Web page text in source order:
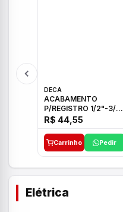
DECA
ACABAMENTO
P/REGISTRO 1/2"-3/4"
E 1"C21.PQ DECA
R$ 44,55
Carrinho Pedir
Elétrica